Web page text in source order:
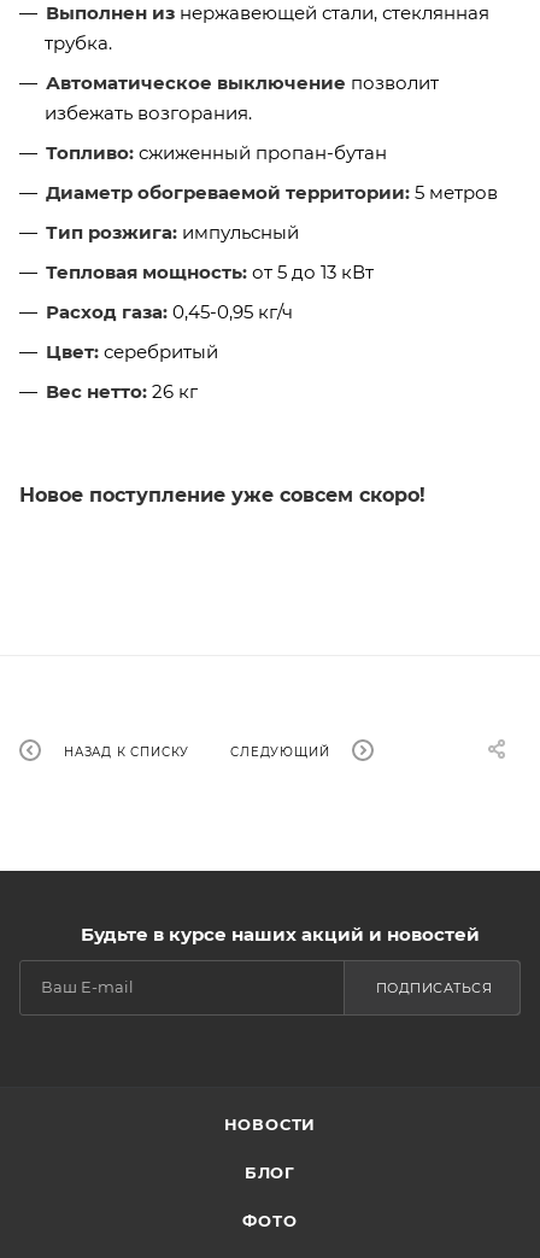
Выполнен из нержавеющей стали, стеклянная
трубка.
Автоматическое выключение позволит
избежать возгорания.
Топливо: сжиженный пропан-бутан
Диаметр обогреваемой территории: 5 метров
Тип розжига: импульсный
Тепловая мощность: от 5 до 13 кВт
Расход газа: 0,45-0,95 кг/ч
Цвет: серебритый
Вес нетто: 26 кг
Новое поступление уже совсем скоро!
НАЗАД К СПИСКУ СЛЕДУЮЩИЙ
Будьте в курсе наших акций и новостей
ПОДПИСАТЬСЯ
НОВОСТИ
БЛОГ
ФОТО